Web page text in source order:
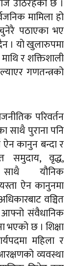
मामिला हो
पठाएका भए
। यो खुलारुपमा
र शक्तिशाली
गणतन्त्रको
परिवर्तन
साथै पुराना पनि
कानुन बन्दा र
समुदाय, वृद्ध,
साथै यौनिक
ऐन कानुनमा
वञ्चित
संवैधानिक
भएको छ । शिक्षा
महिला र
व्यवस्था